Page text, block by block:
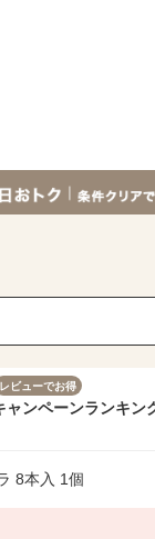
レビューでお得
ャンペーンランキン
8本入 1個